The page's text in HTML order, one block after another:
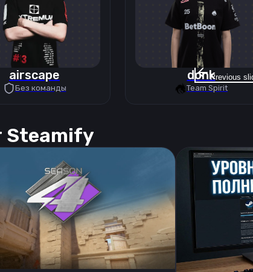
Previous
airscape
Без команды
donk
Team Spirit
Steamify